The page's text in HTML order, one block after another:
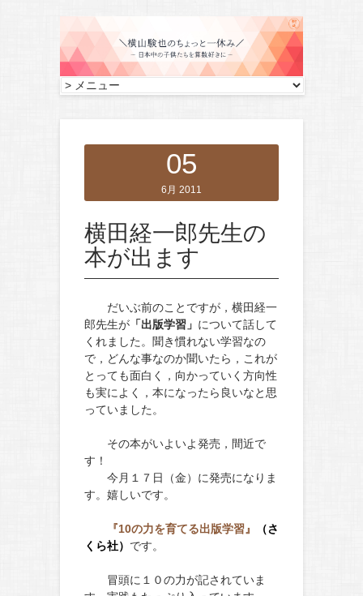
05
6月 2011
横田経一郎先生の
本が出ます
だいぶ前のことですが，横田経一
郎先生が 「出版学習」 について話して
くれました。聞き慣れない学習なの
で，どんな事なのか聞いたら，これが
とっても面白く，向かっていく方向性
も実によく，本になったら良いなと思
っていました。
その本がいよいよ発売，間近で
す！
今月１７日（金）に発売になりま
す。嬉しいです。
『10の力を育てる出版学習』
（さ
くら社） です。
冒頭に１０の力が記されていま